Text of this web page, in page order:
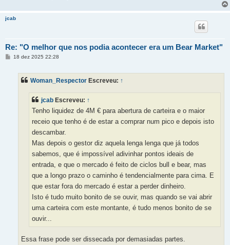
jcab
Re: "O melhor que nos podia acontecer era um Bear Market"
M
18 dez 2025 22:28
Woman_Respector Escreveu: ↑
jcab Escreveu: ↑
Tenho liquidez de 4M € para abertura de carteira e o maior
receio que tenho é de estar a comprar num pico e depois isto
descambar.
Mas depois o gestor diz aquela lenga lenga que já todos
sabemos, que é impossível adivinhar pontos ideais de
entrada, e que o mercado é feito de ciclos bull e bear, mas
que a longo prazo o caminho é tendencialmente para cima. E
que estar fora do mercado é estar a perder dinheiro.
Isto é tudo muito bonito de se ouvir, mas quando se vai abrir
uma carteira com este montante, é tudo menos bonito de se
ouvir...
Essa frase pode ser dissecada por demasiadas partes.